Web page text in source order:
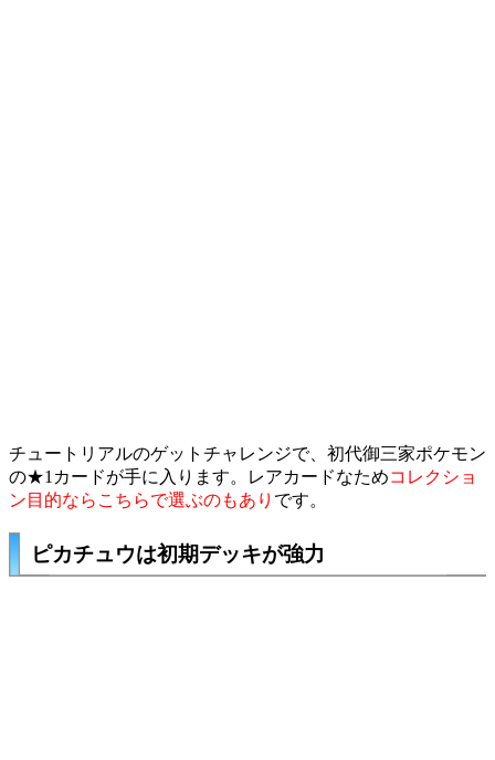
チュートリアルのゲットチャレンジで、初代御三家ポケモン
の★1カードが手に入ります。レアカードなためコレクショ
ン目的ならこちらで選ぶのもあり です。
ピカチュウは初期デッキが強力